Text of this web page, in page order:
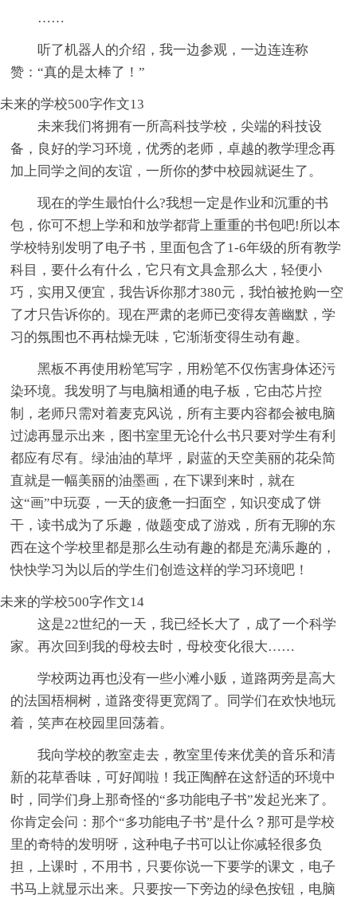
……
听了机器人的介绍，我一边参观，一边连连称
赞：“真的是太棒了！”
未来的学校500字作文13
未来我们将拥有一所高科技学校，尖端的科技设
备，良好的学习环境，优秀的老师，卓越的教学理念再
加上同学之间的友谊，一所你的梦中校园就诞生了。
现在的学生最怕什么?我想一定是作业和沉重的书
包，你可不想上学和和放学都背上重重的书包吧!所以本
学校特别发明了电子书，里面包含了1-6年级的所有教学
科目，要什么有什么，它只有文具盒那么大，轻便小
巧，实用又便宜，我告诉你那才380元，我怕被抢购一空
了才只告诉你的。现在严肃的老师已变得友善幽默，学
习的氛围也不再枯燥无味，它渐渐变得生动有趣。
黑板不再使用粉笔写字，用粉笔不仅伤害身体还污
染环境。我发明了与电脑相通的电子板，它由芯片控
制，老师只需对着麦克风说，所有主要内容都会被电脑
过滤再显示出来，图书室里无论什么书只要对学生有利
都应有尽有。绿油油的草坪，尉蓝的天空美丽的花朵简
直就是一幅美丽的油墨画，在下课到来时，就在
这“画”中玩耍，一天的疲惫一扫面空，知识变成了饼
干，读书成为了乐趣，做题变成了游戏，所有无聊的东
西在这个学校里都是那么生动有趣的都是充满乐趣的，
快快学习为以后的学生们创造这样的学习环境吧！
未来的学校500字作文14
这是22世纪的一天，我已经长大了，成了一个科学
家。再次回到我的母校去时，母校变化很大……
学校两边再也没有一些小滩小贩，道路两旁是高大
的法国梧桐树，道路变得更宽阔了。同学们在欢快地玩
着，笑声在校园里回荡着。
我向学校的教室走去，教室里传来优美的音乐和清
新的花草香味，可好闻啦！我正陶醉在这舒适的环境中
时，同学们身上那奇怪的“多功能电子书”发起光来了。
你肯定会问：那个“多功能电子书”是什么？那可是学校
里的奇特的发明呀，这种电子书可以让你减轻很多负
担，上课时，不用书，只要你说一下要学的课文，电子
书马上就显示出来。只要按一下旁边的绿色按钮，电脑